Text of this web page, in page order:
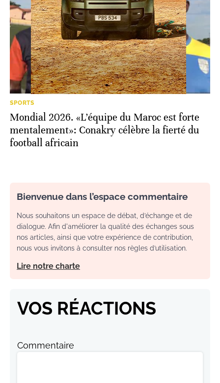
SPORTS
Mondial 2026. «L’équipe du Maroc est forte
mentalement»: Conakry célèbre la fierté du
football africain
Bienvenue dans l’espace commentaire
Nous souhaitons un espace de débat, d’échange et de
dialogue. Afin d'améliorer la qualité des échanges sous
nos articles, ainsi que votre expérience de contribution,
nous vous invitons à consulter nos règles d’utilisation.
Lire notre charte
VOS RÉACTIONS
Commentaire